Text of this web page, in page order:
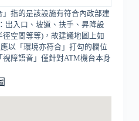
指的是該設施有符合內政部建
出入口、坡道、扶手、昇降設
空間等等)，故建議地圖上如
以「環境亦符合」打勾的欄位
障語音」僅針對ATM機台本身